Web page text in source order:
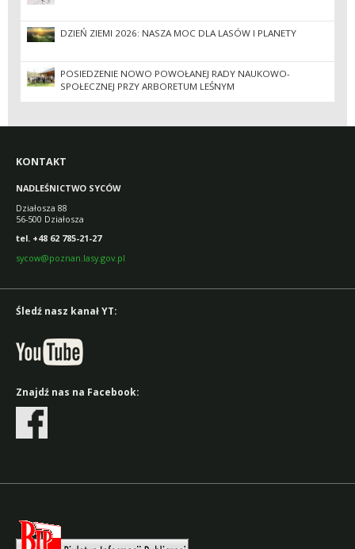
DZIEŃ ZIEMI 2026: NASZA MOC DLA LASÓW I PLANETY
POSIEDZENIE NOWO POWOŁANEJ RADY NAUKOWO-
SPOŁECZNEJ PRZY ARBORETUM LEŚNYM
KONTAKT
NADLEŚNICTWO SYCÓW
Działosza 88
56-500 Działosza
tel. +48 62 785-21-27
sycow@poznan.lasy.gov.pl
Śledź nasz kanał YT:
Znajdź nas na Facebook: